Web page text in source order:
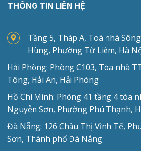
THÔNG TIN LIÊN HỆ
Tầng 5, Tháp A, Toà nhà
Hùng, Phường Từ Liêm, Hà
Hải Phòng: Phòng C103, Tòa nhà
Tông, Hải An, Hải Phòng
Hồ Chí Minh: Phòng 41 tầng 4 tòa
Nguyễn Sơn, Phường Phú Thạnh,
Đà Nẵng: 126 Châu Thị Vĩnh Tế,
Sơn, Thành phố Đà Nẵng